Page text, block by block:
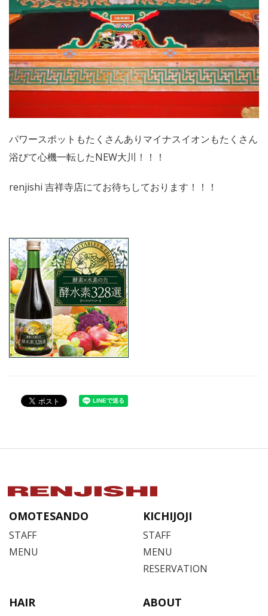
パワースポットもたくさんありマイナスイオンもたくさん
浴びて心機一転したNEW大川！！！
renjishi 吉祥寺店にてお待ちしております！！！
OMOTESANDO
STAFF
MENU
KICHIJOJI
STAFF
MENU
RESERVATION
HAIR ABOUT